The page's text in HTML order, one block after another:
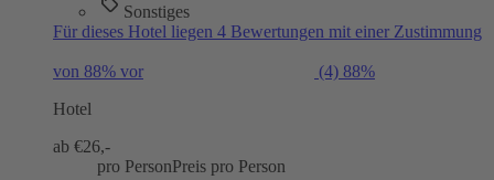
Sonstiges
Für dieses Hotel liegen 4 Bewertungen mit einer Zustimmung
von 88% vor (4) 88%
Hotel
ab €26,-
pro PersonPreis pro Person